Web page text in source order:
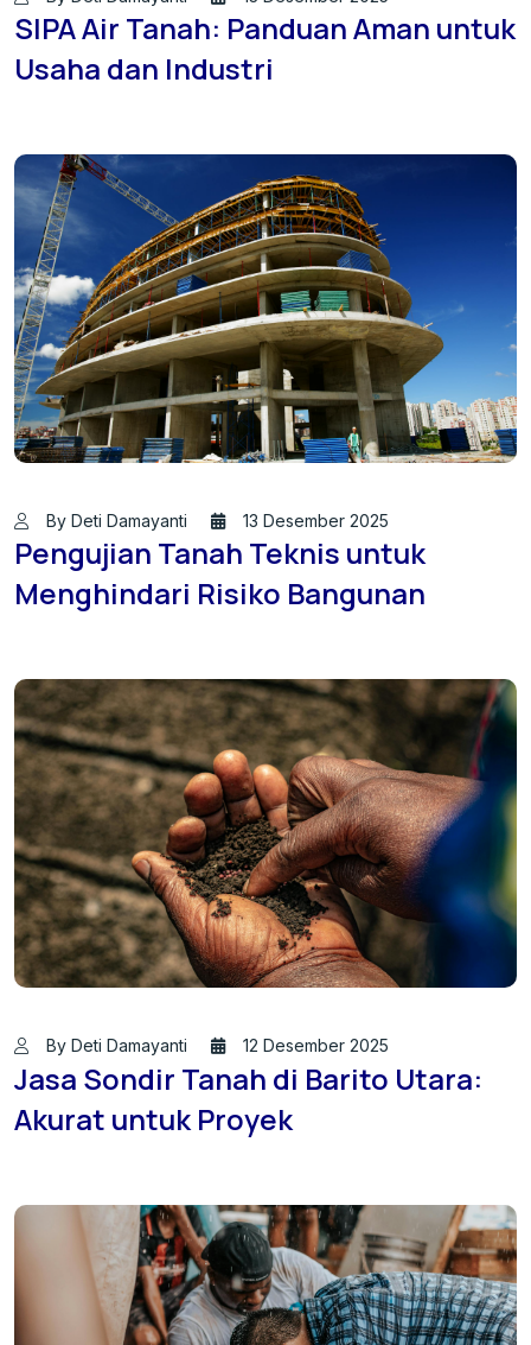
SIPA Air Tanah: Panduan Aman untuk
Usaha dan Industri
By Deti Damayanti 13 Desember 2025
Pengujian Tanah Teknis untuk
Menghindari Risiko Bangunan
By Deti Damayanti 12 Desember 2025
Jasa Sondir Tanah di Barito Utara:
Akurat untuk Proyek